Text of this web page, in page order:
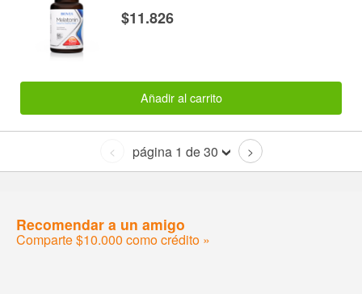
$11.826
Añadir al carrito
< página 1 de 30 >
Recomendar a un amigo
Comparte $10.000 como crédito »